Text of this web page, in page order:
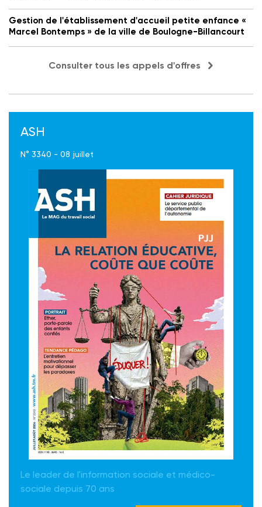
Gestion de l'établissement d'accueil petite enfance «
Marcel Bontemps » de la ville de Boulogne-Billancourt
Consulter tous les appels d'offres
ASH
N° 3340 - 08 juillet
Le leader de l'information sociale et médico-
sociale depuis 70 ans